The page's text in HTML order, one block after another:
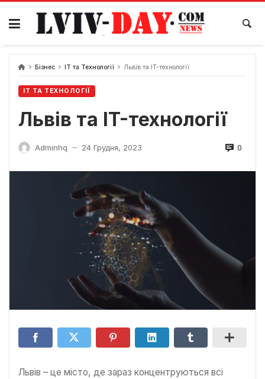
Skip
content
Бізнес ІТ та Технології Львів та IT-технології
ІТ ТА ТЕХНОЛОГІЇ
Львів та IT-технології
Adminhq — 24 Грудня, 2023 0
Львів – це місто, де зараз концентруються всі